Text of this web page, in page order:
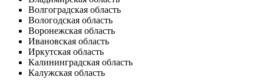
Волгоградская область
Вологодская область
Воронежская область
Ивановская область
Иркутская область
Калининградская область
Калужская область